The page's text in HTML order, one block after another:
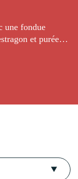
une fondue
et purée